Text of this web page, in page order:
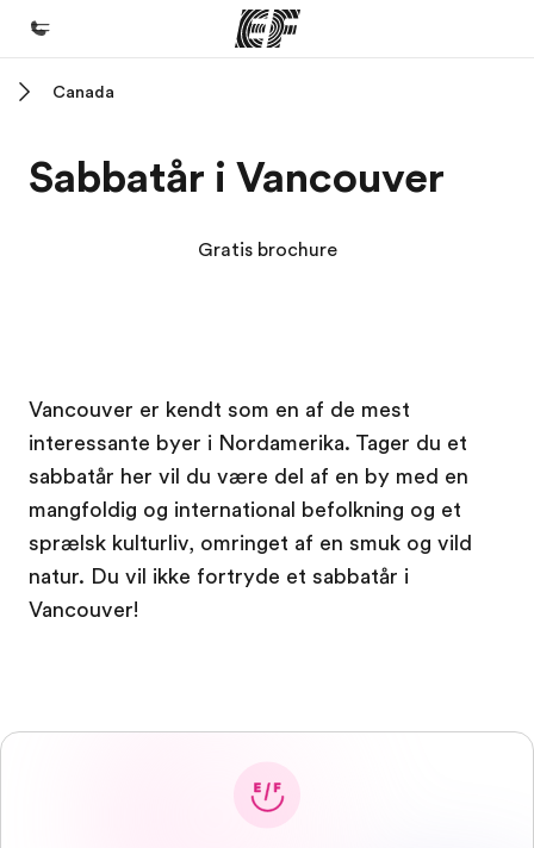
Programmer
Hvem er vi?
Karriere
Bliv en del af holdet
Canada
Sabbatår i Vancouver
Gratis brochure
Vancouver er kendt som en af de mest
interessante byer i Nordamerika. Tager du et
sabbatår her vil du være del af en by med en
mangfoldig og international befolkning og et
sprælsk kulturliv, omringet af en smuk og vild
natur. Du vil ikke fortryde et sabbatår i
Vancouver!